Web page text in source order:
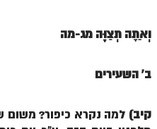
הזוהר הקדוש מקץ מתחילים
הזוהר הקדוש ויגש מתחילים
וְאַתָּה תְּצַוֶּה מג-מה
ב' השעירים
קיב) למה נקרא כיפור? משום